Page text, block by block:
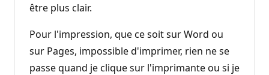
être plus clair.
Pour l'impression, que ce soit sur Word ou
sur Pages, impossible d'imprimer, rien ne se
passe quand je clique sur l'imprimante ou si je